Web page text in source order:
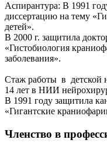
Аспирантура: В 1991
диссертацию на тему
детей».
В 2000 г. защитила
«Гистобиология
заболевания».
Стаж работы в детской
14 лет в НИИ
В 1991 году защитила
«Гигантские
Членство в